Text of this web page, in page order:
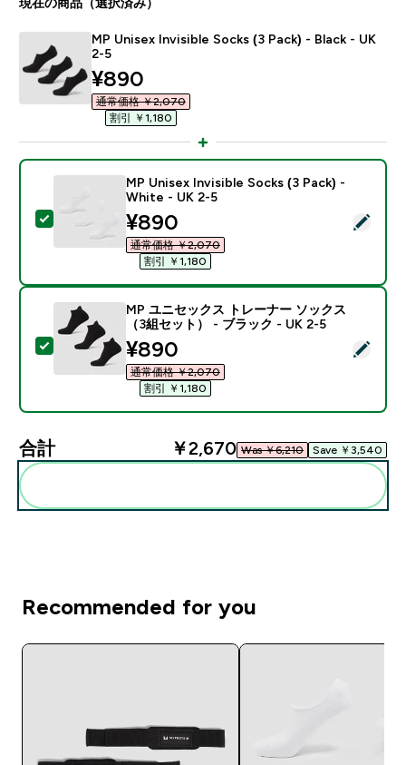
MP Unisex Invisible Socks (3 Pack) - Black - UK
2-5
discounted price
¥890‎
通常価格 ￥2,070‎
割引 ￥1,180‎
この商品を選択 - MP Unisex Invisible Socks (3 Pack)
MP Unisex Invisible Socks (3 Pack) -
White - UK 2-5
discounted price
¥890‎
通常価格 ￥2,070‎
割引 ￥1,180‎
この商品を選択 - MP ユニセックス トレーナー ソッ
MP ユニセックス トレーナー ソックス
（3組セット） - ブラック - UK 2-5
discounted price
¥890‎
通常価格 ￥2,070‎
割引 ￥1,180‎
合計 ￥2,670‎ Was ￥6,210‎ Save ￥3,540‎
Recommended for you